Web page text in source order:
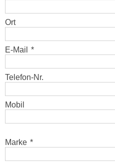
Ort
E-Mail *
Telefon-Nr.
Mobil
Marke *